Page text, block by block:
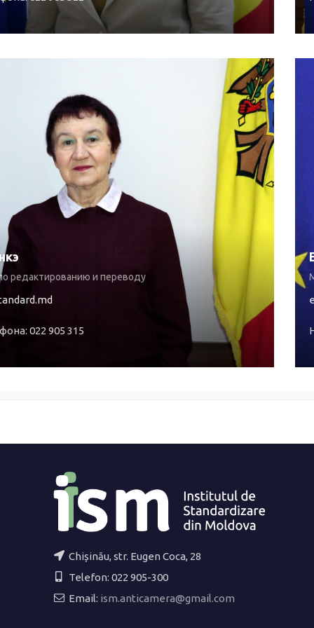
редактированию и переводу
022 905 315
Chișinău, str. Eugen Coca, 28
Telefon: 022 905-300
Email: ism.anticamera@gmail.com